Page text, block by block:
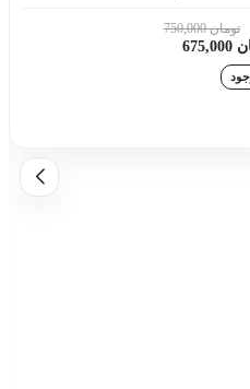
تومان 750,000